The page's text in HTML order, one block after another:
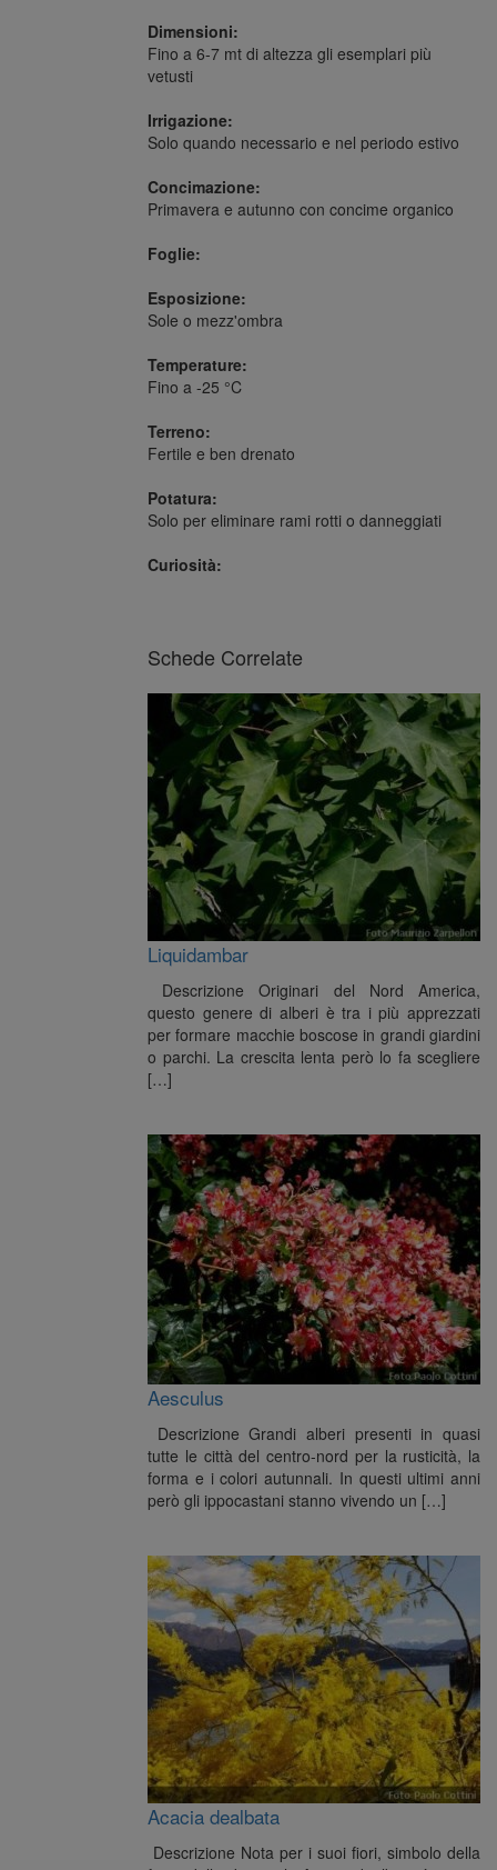
Dimensioni:
Fino a 6-7 mt di altezza gli esemplari più
vetusti
Irrigazione:
Solo quando necessario e nel periodo estivo
Concimazione:
Primavera e autunno con concime organico
Foglie:
Esposizione:
Sole o mezz'ombra
Temperature:
Fino a -25 °C
Terreno:
Fertile e ben drenato
Potatura:
Solo per eliminare rami rotti o danneggiati
Curiosità:
Schede Correlate
Liquidambar
Descrizione Originari del Nord America,
questo genere di alberi è tra i più apprezzati
per formare macchie boscose in grandi giardini
o parchi. La crescita lenta però lo fa scegliere
[…]
Aesculus
Descrizione Grandi alberi presenti in quasi
tutte le città del centro-nord per la rusticità, la
forma e i colori autunnali. In questi ultimi anni
però gli ippocastani stanno vivendo un […]
Acacia dealbata
Descrizione Nota per i suoi fiori, simbolo della